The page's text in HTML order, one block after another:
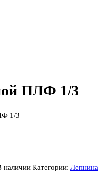
ПЛФ 1/3
1/3
наличии Категории: Лепнина